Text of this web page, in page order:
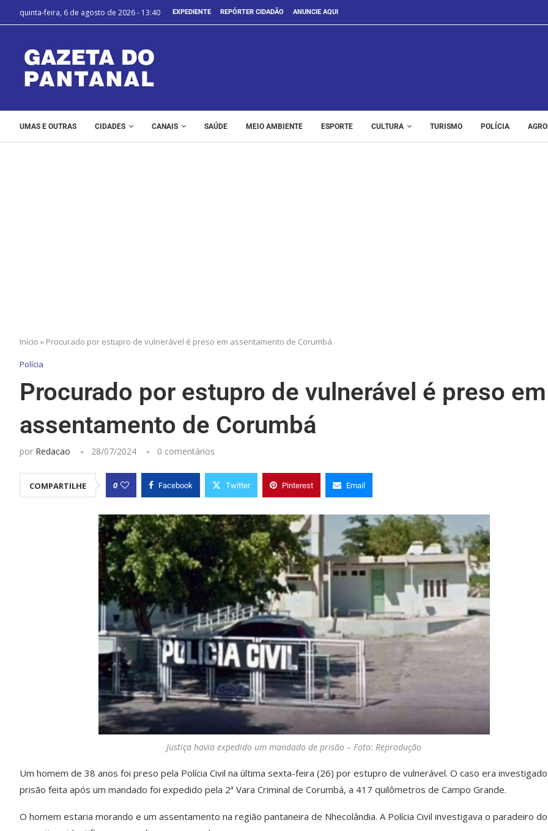
quinta-feira, 6 de agosto de 2026 - 13:40 EXPEDIENTE REPÓRTER CIDADÃO ANUNCIE AQUI
UMAS E OUTRAS CIDADES CANAIS SAÚDE MEIO AMBIENTE ESPORTE CULTURA TURISMO POLÍCIA
Início » Procurado por estupro de vulnerável é preso em assentamento de Corumbá
Polícia
Procurado por estupro de vulnerável é preso em
assentamento de Corumbá
por Redacao 28/07/2024 0 comentários
COMPARTILHE 0 Facebook Twitter Pinterest Email
Justiça havia expedido um mandado de prisão – Foto: Reprodução
Um homem de 38 anos foi preso pela Polícia Civil na última sexta-feira (26) por estupro de vulnerável. O caso era
prisão feita após um mandado foi expedido pela 2ª Vara Criminal de Corumbá, a 417 quilômetros de Campo Grande.
O homem estaria morando e um assentamento na região pantaneira de Nhecolândia. A Polícia Civil investigava o paradeiro do